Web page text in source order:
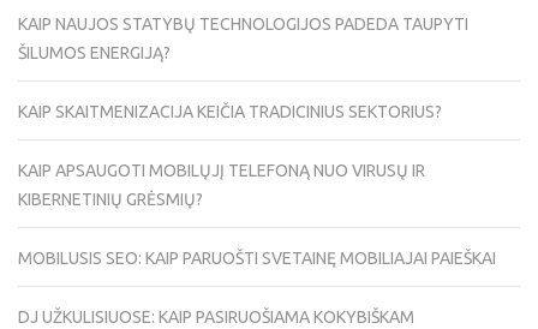
KAIP NAUJOS STATYBŲ TECHNOLOGIJOS PADEDA TAUPYTI
ŠILUMOS ENERGIJĄ?
KAIP SKAITMENIZACIJA KEIČIA TRADICINIUS SEKTORIUS?
KAIP APSAUGOTI MOBILŲJĮ TELEFONĄ NUO VIRUSŲ IR
KIBERNETINIŲ GRĖSMIŲ?
MOBILUSIS SEO: KAIP PARUOŠTI SVETAINĘ MOBILIAJAI PAIEŠKAI
DJ UŽKULISIUOSE: KAIP PASIRUOŠIAMA KOKYBIŠKAM